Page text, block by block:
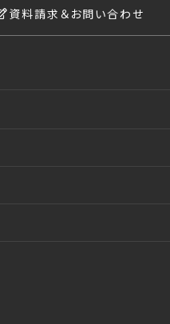
資料請求＆お問い合わせ